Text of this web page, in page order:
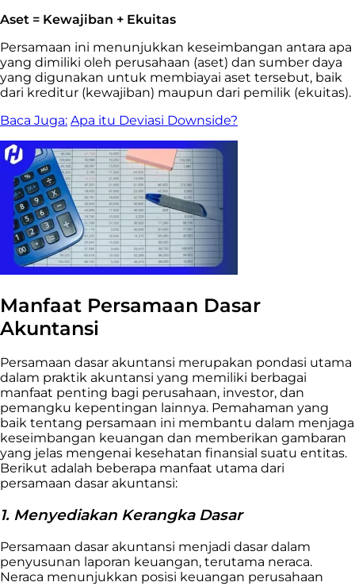
Aset = Kewajiban + Ekuitas
Persamaan ini menunjukkan keseimbangan antara apa
yang dimiliki oleh perusahaan (aset) dan sumber daya
yang digunakan untuk membiayai aset tersebut, baik
dari kreditur (kewajiban) maupun dari pemilik (ekuitas).
Baca Juga: Apa itu Deviasi Downside?
Manfaat Persamaan Dasar
Akuntansi
Persamaan dasar akuntansi merupakan pondasi utama
dalam praktik akuntansi yang memiliki berbagai
manfaat penting bagi perusahaan, investor, dan
pemangku kepentingan lainnya. Pemahaman yang
baik tentang persamaan ini membantu dalam menjaga
keseimbangan keuangan dan memberikan gambaran
yang jelas mengenai kesehatan finansial suatu entitas.
Berikut adalah beberapa manfaat utama dari
persamaan dasar akuntansi:
1. Menyediakan Kerangka Dasar
Persamaan dasar akuntansi menjadi dasar dalam
penyusunan laporan keuangan, terutama neraca.
Neraca menunjukkan posisi keuangan perusahaan